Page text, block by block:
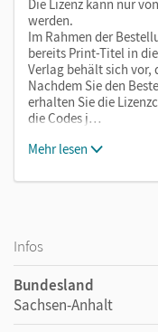
Die Lizenz kann nur
werden.
Im Rahmen der
bereits Print-Titel in
Verlag behält sich vor,
Nachdem Sie den
erhalten Sie die
die Codes j…
Mehr lesen
Infos
Bundesland
Sachsen-Anhalt